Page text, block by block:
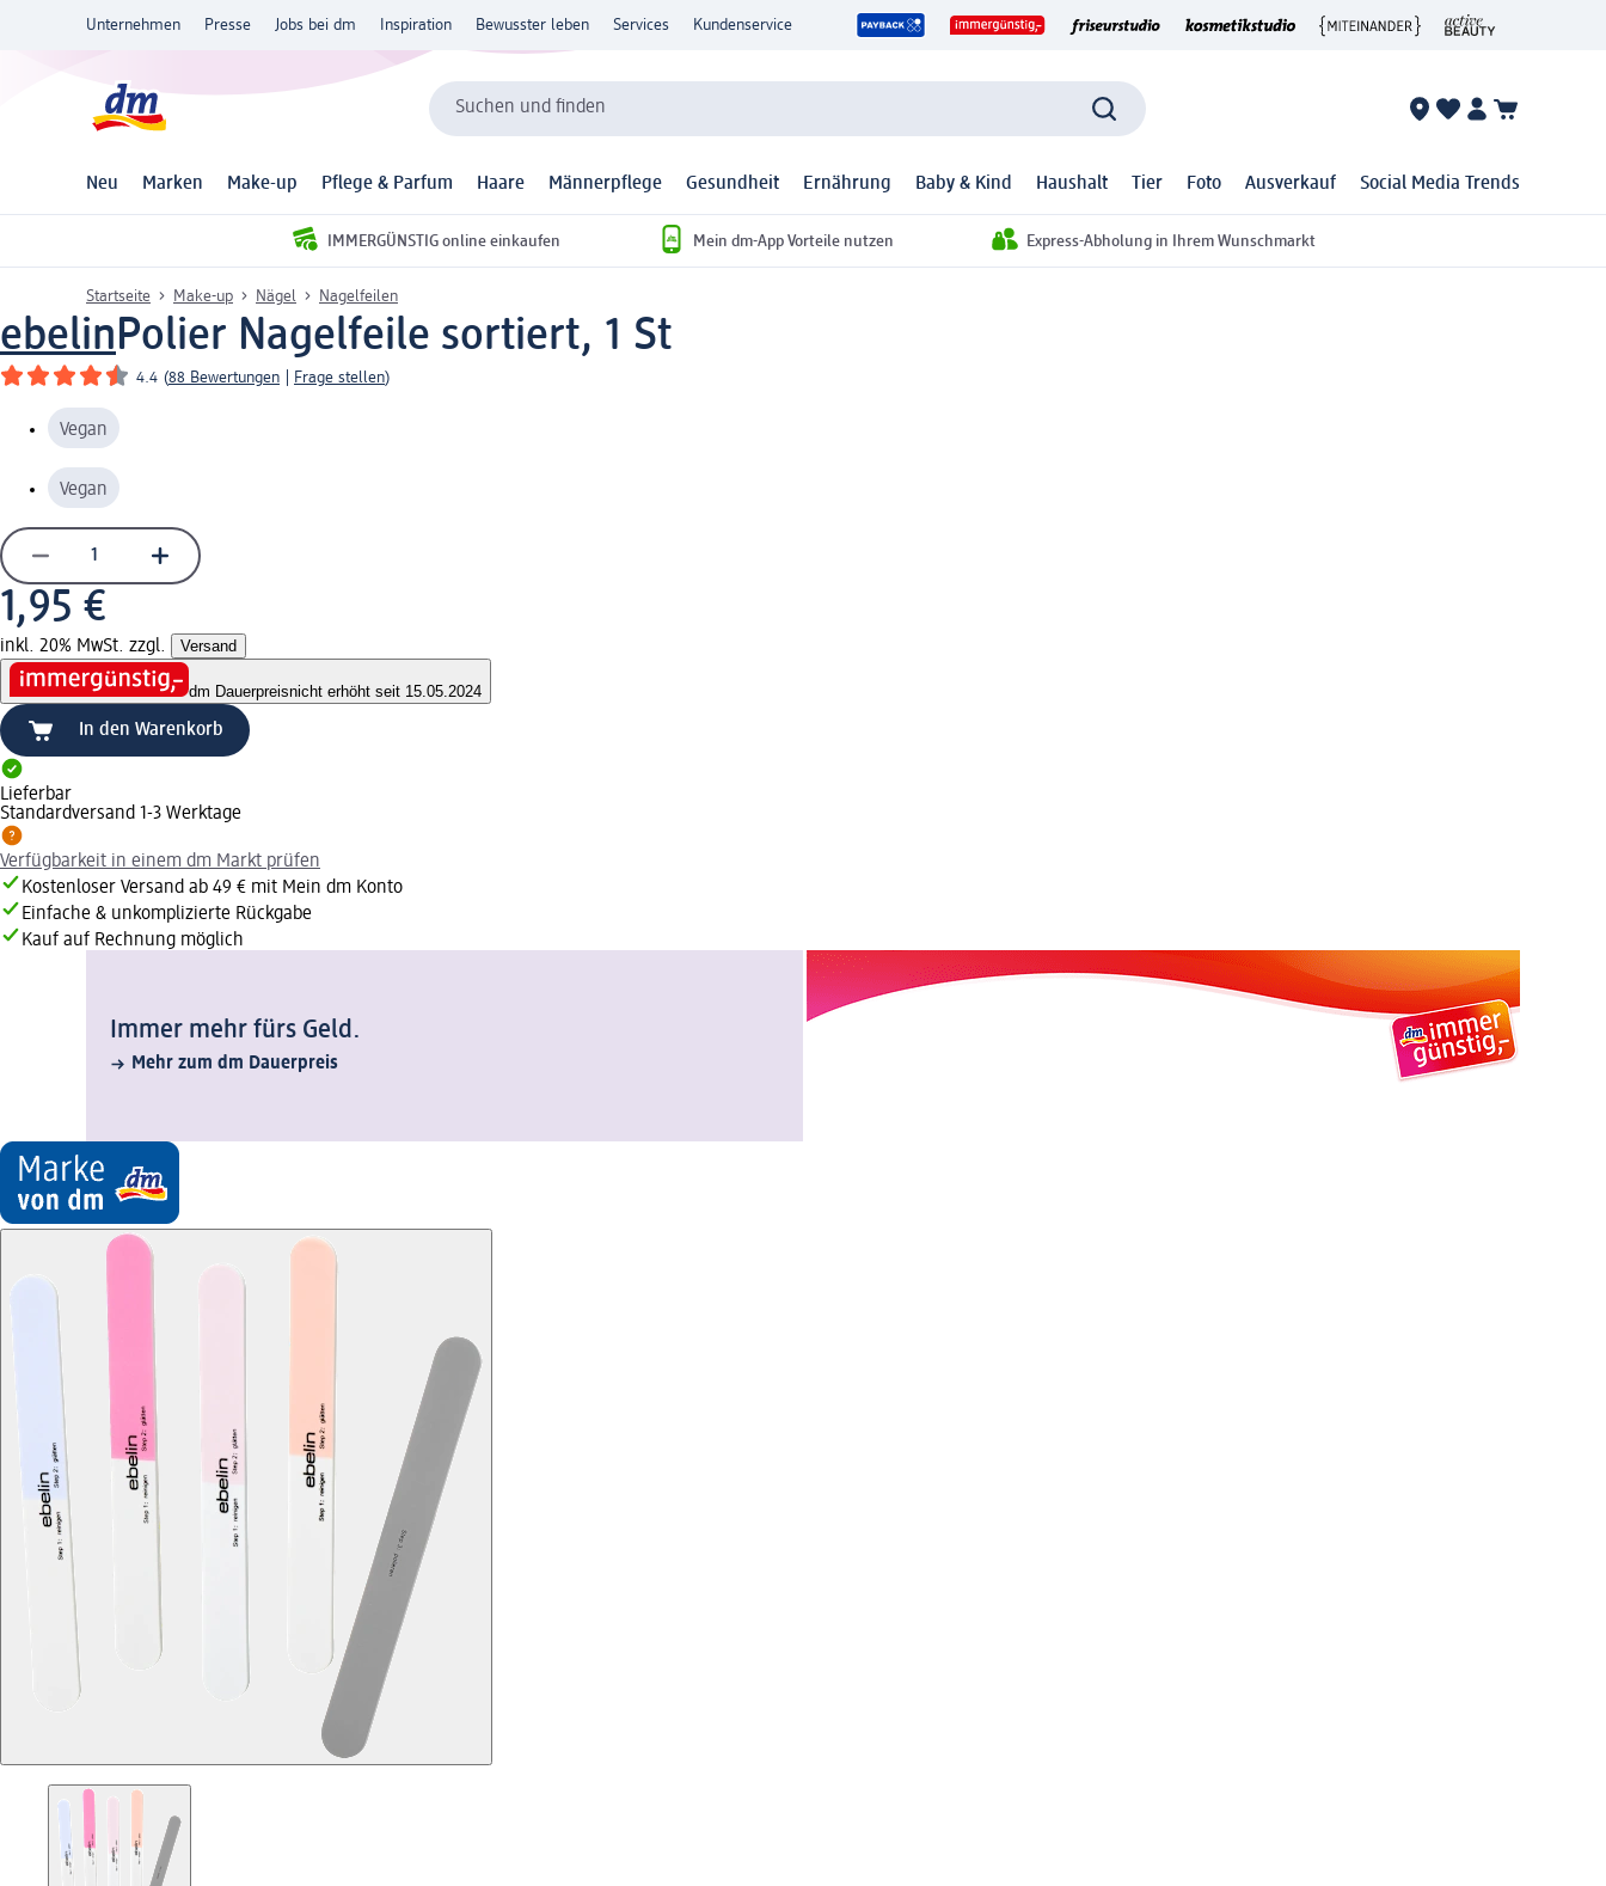
Unternehmen Presse Jobs bei dm Inspiration Bewusster leben Services Kundenservice
Suchen und finden
Neu Marken Make-up Pflege & Parfum Haare Männerpflege Gesundheit Ernährung Baby & Kind Haushalt Tier Foto Ausverkauf Social Media Trends
IMMERGÜNSTIG online einkaufen Mein dm-App Vorteile nutzen Express-Abholung in Ihrem Wunschmarkt
Startseite Make-up Nägel Nagelfeilen
ebelinPolier Nagelfeile sortiert, 1 St
4.4 (88 Bewertungen Frage stellen)
Vegan
Vegan
1,95 €
inkl. 20% MwSt. zzgl. Versand
dm Dauerpreisnicht erhöht seit 15.05.2024
In den Warenkorb
Lieferbar
Standardversand 1-3 Werktage
Verfügbarkeit in einem dm Markt prüfen
Kostenloser Versand ab 49 € mit Mein dm Konto
Einfache & unkomplizierte Rückgabe
Kauf auf Rechnung möglich
Immer mehr fürs Geld.
Mehr zum dm Dauerpreis